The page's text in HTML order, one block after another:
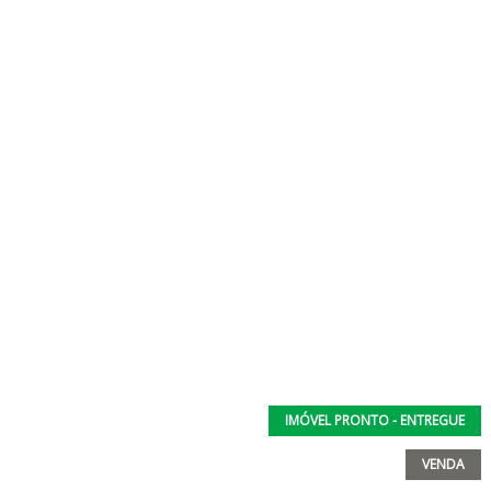
IMÓVEL PRONTO - ENTREGUE
VENDA